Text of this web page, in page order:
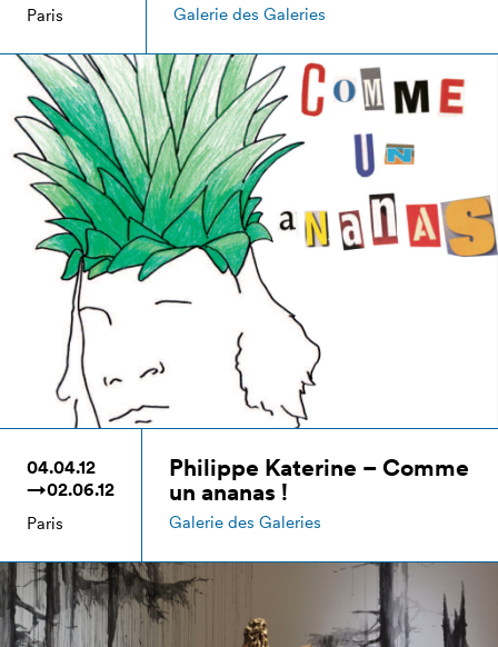
Paris Galerie des Galeries
04.04.12
→02.06.12
Paris
Philippe Katerine – Comme
un ananas !
Galerie des Galeries